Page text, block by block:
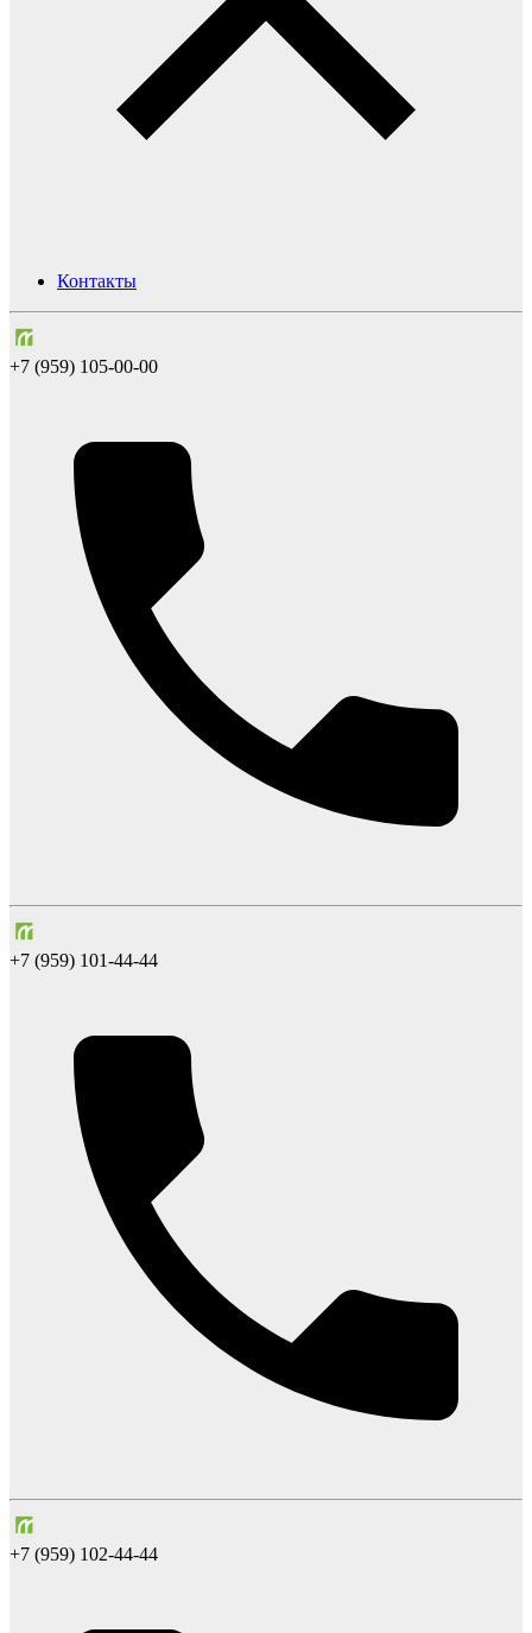
Контакты
+7 (959) 105-00-00
+7 (959) 101-44-44
+7 (959) 102-44-44